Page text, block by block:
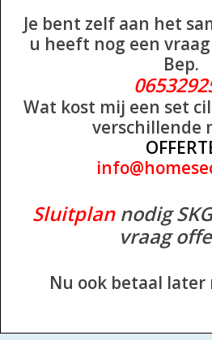
Je bent zelf aan het
u heeft nog een
Bep.
Wat kost mij een set
verschillende
Sluitplannodig
vraag
Nu ook betaal later